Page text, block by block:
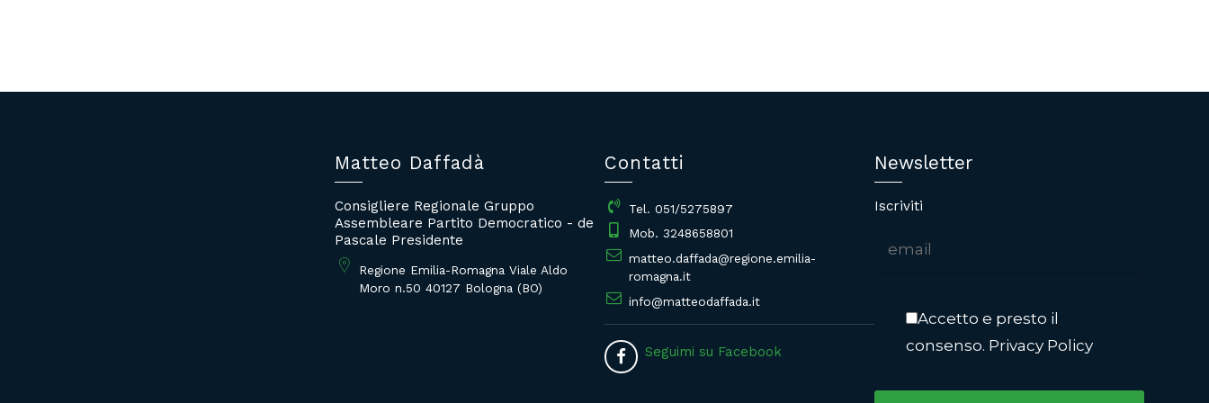
Matteo Daffadà
Consigliere Regionale Gruppo
Assembleare Partito Democratico - de
Pascale Presidente
Regione Emilia-Romagna Viale Aldo
Moro n.50 40127 Bologna (BO)
Contatti
Tel. 051/5275897
Mob. 3248658801
matteo.daffada@regione.emilia-
romagna.it
info@matteodaffada.it
Seguimi su Facebook
Newsletter
Iscriviti
Accetto e presto il
consenso. Privacy Policy